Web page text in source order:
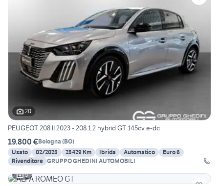
20
PEUGEOT 208 II 2023 - 208 1.2 hybrid GT 145cv e-dc
19.800 €Bologna (BO)
Usato
02/2025 25429 Km Ibrida Automatico
Euro 6
Rivenditore GRUPPO GHEDINI AUTOMOBILI
5